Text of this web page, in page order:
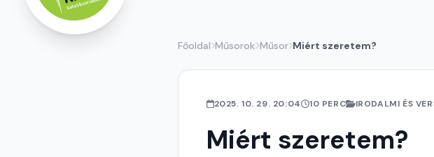
Főoldal Műsorok Műsor Miért szeretem?
2025. 10. 29. 20:04 10 PERC IRODALMI ÉS
Miért szeretem?